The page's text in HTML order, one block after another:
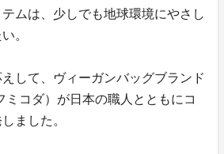
ムは、少しでも地球環境にやさし
。
して、ヴィーガンバッグブランド
ミコダ）が日本の職人とともにコ
ました。